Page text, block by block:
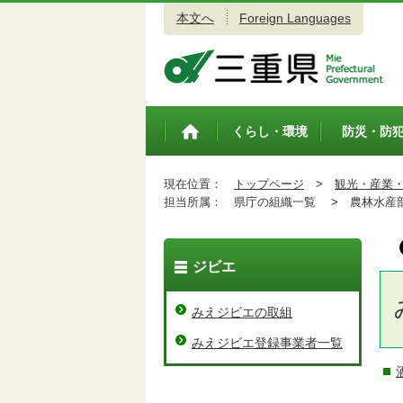
本文へ Foreign Languages
トップペ
くらし・環境 防災・防
現在位置： トップページ >
観光・産業
担当所属：
県庁の組織一覧 > 農林水
ジビエ
みえジビエの取組
みえジビエ登録事業者一覧